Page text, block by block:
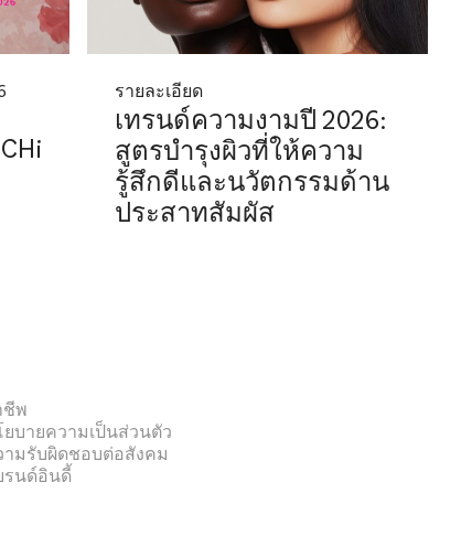
รายละเอียด
เทรนด์ความงามปี 2026:
สูตรบำรุงผิวที่ให้ความ
รู้สึกดีและนวัตกรรมด้าน
ประสาทสัมผัส
ชีพ
ยบายความเป็นส่วนตัว
ามรับผิดชอบต่อสังคม
รนด์อินดี้